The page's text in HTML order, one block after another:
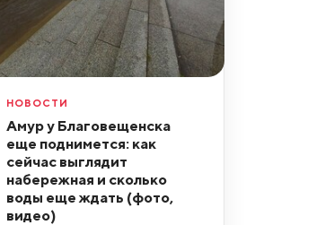
НОВОСТИ
Амур у Благовещенска
еще поднимется: как
сейчас выглядит
набережная и сколько
воды еще ждать (фото,
видео)